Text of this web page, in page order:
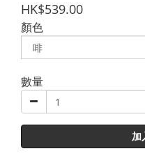
HK$539.00
顏色
數量
加